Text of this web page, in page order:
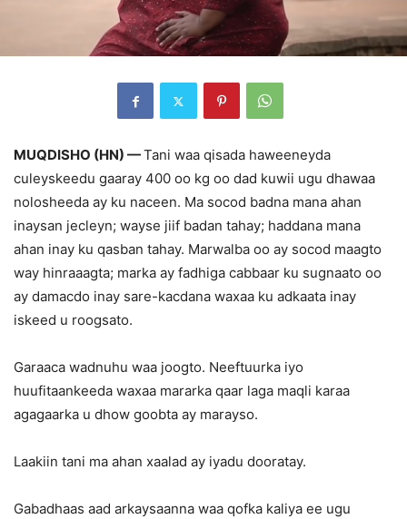
MUQDISHO (HN) —Tani waa qisada haweeneyda
culeyskeedu gaaray 400 oo kg oo dad kuwii ugu dhawaa
nolosheeda ay ku naceen. Ma socod badna mana ahan
inaysan jecleyn; wayse jiif badan tahay; haddana mana
ahan inay ku qasban tahay. Marwalba oo ay socod maagto
way hinraaagta; marka ay fadhiga cabbaar ku sugnaato oo
ay damacdo inay sare-kacdana waxaa ku adkaata inay
iskeed u roogsato.
Garaaca wadnuhu waa joogto. Neeftuurka iyo
huufitaankeeda waxaa mararka qaar laga maqli karaa
agagaarka u dhow goobta ay marayso.
Laakiin tani ma ahan xaalad ay iyadu dooratay.
Gabadhaas aad arkaysaanna waa qofka kaliya ee ugu